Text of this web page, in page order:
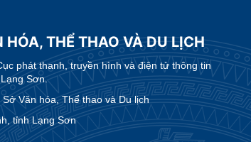
THỂ THAO VÀ DU LỊCH
phát thanh, truyền hình và điện tử thông tin
Sơn.
Văn hóa, Thể thao và Du lịch
tỉnh Lạng Sơn